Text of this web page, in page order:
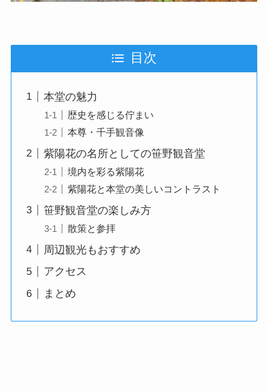
目次
本堂の魅力
歴史を感じる佇まい
本尊・千手観音像
紫陽花の名所としての笹野観音堂
境内を彩る紫陽花
紫陽花と本堂の美しいコントラスト
笹野観音堂の楽しみ方
散策と参拝
周辺観光もおすすめ
アクセス
まとめ